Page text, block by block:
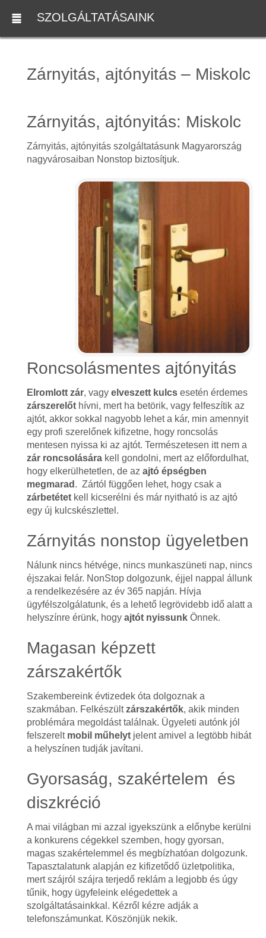
SZOLGÁLTATÁSAINK
Zárnyitás, ajtónyitás – Miskolc
Zárnyitás, ajtónyitás: Miskolc
Zárnyitás, ajtónyitás szolgáltatásunk Magyarország
nagyvárosaiban Nonstop biztosítjuk.
Roncsolásmentes ajtónyitás
Elromlott zár, vagy elveszett kulcsesetén érdemes
zárszerelőthívni, mert ha betörik, vagy felfeszítik az
ajtót, akkor sokkal nagyobb lehet a kár, min amennyit
egy profi szerelőnek kifizetne, hogy roncsolás
mentesen nyissa ki az ajtót. Természetesen itt nem a
zár roncsolásárakell gondolni, mert az előfordulhat,
hogy elkerülhetetlen, de az ajtó épségben
megmarad . Zártól függően lehet, hogy csak a
zárbetétetkell kicserélni és már nyitható is az ajtó
egy új kulcskészlettel.
Zárnyitás nonstop ügyeletben
Nálunk nincs hétvége, nincs munkaszüneti nap, nincs
éjszakai felár. NonStop dolgozunk, éjjel nappal állunk
a rendelkezésére az év 365 napján. Hívja
ügyfélszolgálatunk, és a lehető legrövidebb idő alatt a
helyszínre érünk, hogy ajtót nyissunkÖnnek.
Magasan képzett
zárszakértők
Szakembereink évtizedek óta dolgoznak a
szakmában. Felkészültzárszakértők, akik minden
problémára megoldást találnak. Ügyeleti autónk jól
felszerelt mobil műhelytjelent amivel a legtöbb hibát
a helyszínen tudják javítani.
Gyorsaság, szakértelem és
diszkréció
A mai világban mi azzal igyekszünk a előnybe kerülni
a konkurens cégekkel szemben, hogy gyorsan,
magas szakértelemmel és megbízhatóan dolgozunk.
Tapasztalatunk alapján ez kifizetődő üzletpolitika,
mert szájról szájra terjedő reklám a legjobb és úgy
tűnik, hogy ügyfeleink elégedettek a
szolgáltatásainkkal. Kézről kézre adják a
telefonszámunkat. Köszönjük nekik.